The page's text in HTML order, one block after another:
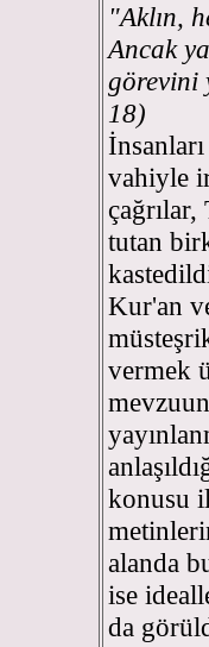
"Aklın,
Ancak
görevini
18)
vahiyle
tutan
Kur'an
vermek
konusu
alanda
ise
da